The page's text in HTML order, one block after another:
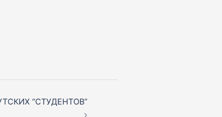
“СТУДЕНТОВ”